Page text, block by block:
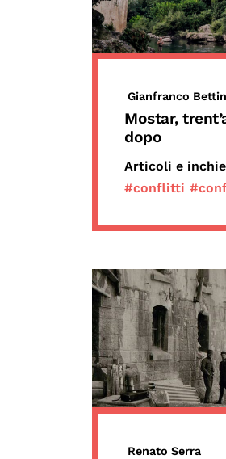
Gianfranco Bettin
Mostar,
dopo
Articoli e
#conflitti
Renato Serra